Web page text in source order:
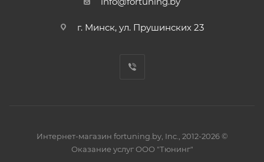
г. Минск, ул. Прушинских 23
Интернет-магазин fortuning.by, Inc., 2012-2026 ©
Оказание услуг ООО "Тюнинг"